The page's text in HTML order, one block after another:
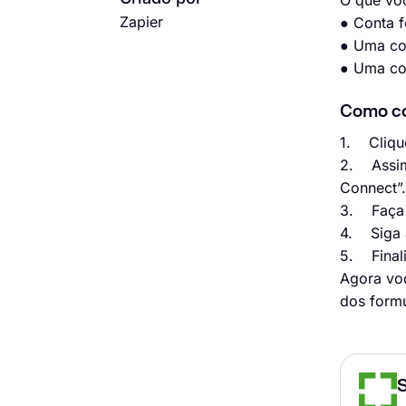
Zapier
● Conta
● Uma
● Uma
Como
1.
2.
Connect”.
3. Faça
4. Siga
5.
Agora
dos